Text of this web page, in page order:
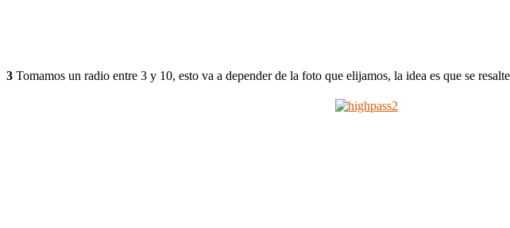
3 Tomamos un radio entre 3 y 10, esto va a depender de la foto que elijamos, la idea es que se